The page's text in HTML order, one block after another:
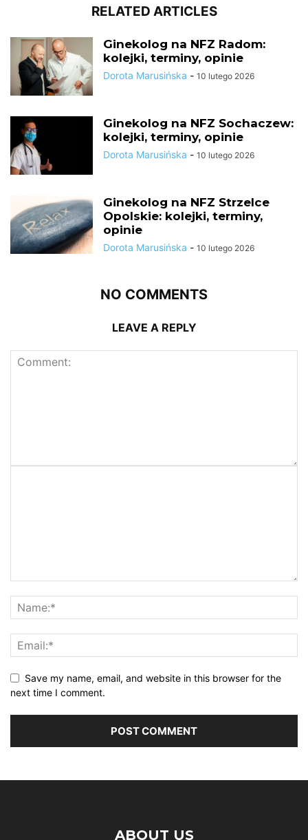
RELATED ARTICLES
Ginekolog na NFZ Radom:
kolejki, terminy, opinie
Dorota Marusińska - 10 lutego 2026
Ginekolog na NFZ Sochaczew:
kolejki, terminy, opinie
Dorota Marusińska - 10 lutego 2026
Ginekolog na NFZ Strzelce
Opolskie: kolejki, terminy,
opinie
Dorota Marusińska - 10 lutego 2026
NO COMMENTS
LEAVE A REPLY
Save my name, email, and website in this browser for the
next time I comment.
ABOUT US